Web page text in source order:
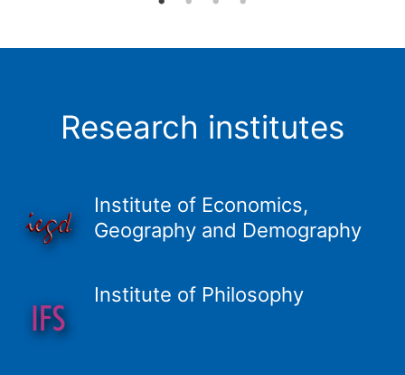
Research institutes
Institute of Economics,
Geography and Demography
Institute of Philosophy